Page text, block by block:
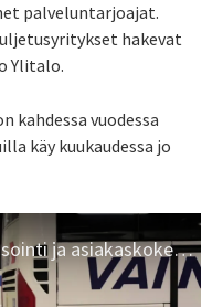
palveluntarjoajat.
hakevat
Ylitalo.
vuodessa
käy kuukaudessa jo
Liiketoiminnan digitalisointi ja asiakaskokemuksen kehittäminen Matkahuollossa